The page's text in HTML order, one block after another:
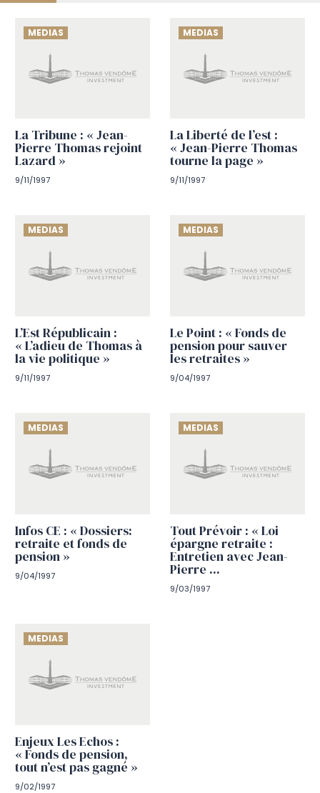
MEDIAS
La Tribune : « Jean-
Pierre Thomas rejoint
Lazard »
9/11/1997
MEDIAS
La Liberté de l’est :
« Jean-Pierre Thomas
tourne la page »
9/11/1997
MEDIAS
L’Est Républicain :
« L’adieu de Thomas à
la vie politique »
9/11/1997
MEDIAS
Le Point : « Fonds de
pension pour sauver
les retraites »
9/04/1997
MEDIAS
Infos CE : « Dossiers:
retraite et fonds de
pension »
9/04/1997
MEDIAS
Tout Prévoir : « Loi
épargne retraite :
Entretien avec Jean-
Pierre ...
9/03/1997
MEDIAS
Enjeux Les Echos :
« Fonds de pension,
tout n’est pas gagné »
9/02/1997